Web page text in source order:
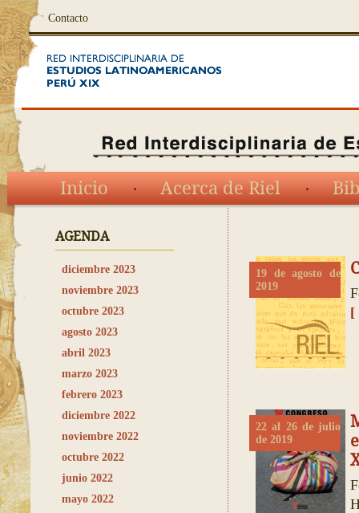
Contacto
Inicio Acerca de Riel
AGENDA
diciembre 2023
noviembre 2023
octubre 2023
agosto 2023
abril 2023
marzo 2023
febrero 2023
diciembre 2022
noviembre 2022
octubre 2022
junio 2022
mayo 2022
19 de agosto de
2019
[
22 al 26 de julio
de 2019